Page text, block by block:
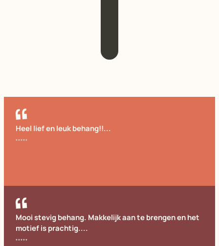
Heel lief en leuk behang!!...
Mooi stevig behang. Makkelijk aan te brengen en het
motief is prachtig....